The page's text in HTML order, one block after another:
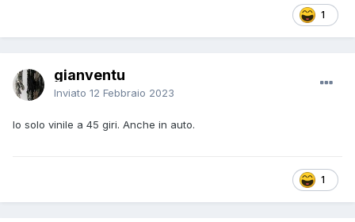
1
gianventu
Inviato 12 Febbraio 2023
Io solo vinile a 45 giri. Anche in auto.
1